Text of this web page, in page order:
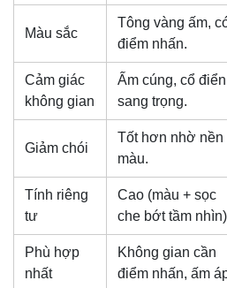
Màu sắc
Tông vàng ấm,
điểm nhấn.
Cảm giác
không gian
Ấm cúng, cổ
sang trọng.
Giảm chói
Tốt hơn nhờ nền
màu.
Tính riêng
tư
Cao (màu + sọc
che bớt tầm
Phù hợp
nhất
Không gian cần
điểm nhấn, ấm